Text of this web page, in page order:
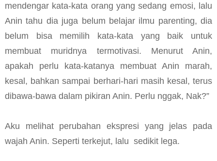
mendengar kata-kata orang yang sedang emosi, lalu
Anin tahu dia juga belum belajar ilmu parenting, dia
belum bisa memilih kata-kata yang baik untuk
membuat muridnya termotivasi. Menurut Anin,
apakah perlu kata-katanya membuat Anin marah,
kesal, bahkan sampai berhari-hari masih kesal, terus
dibawa-bawa dalam pikiran Anin. Perlu nggak, Nak?”
Aku melihat perubahan ekspresi yang jelas pada
wajah Anin. Seperti terkejut, lalu sedikit lega.